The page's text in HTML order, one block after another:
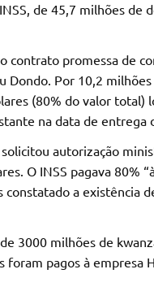
de 45,7 milhões de
contrato promessa de
Dondo. Por 10,2
(80% do valor total)
na data de entrega
autorização
O INSS pagava 80%
constatado a existência
3000 milhões de
pagos à empresa